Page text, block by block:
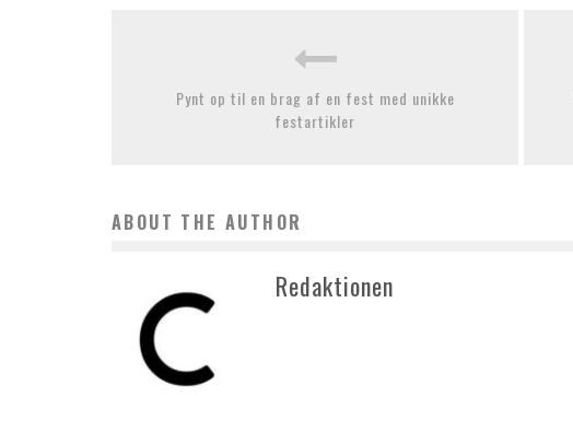
Pynt op til en brag af en fest med unikke
festartikler
ABOUT THE AUTHOR
Redaktionen